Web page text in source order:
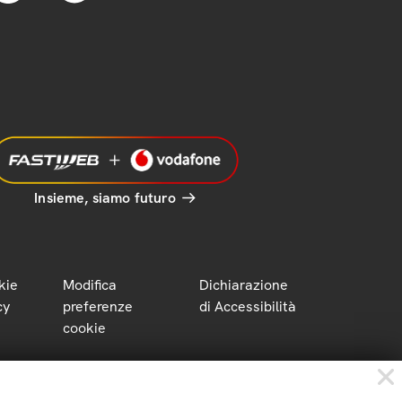
Insieme, siamo futuro
Modifica
preferenze
cookie
Dichiarazione
di Accessibilità